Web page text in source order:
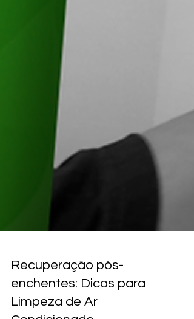
Recuperação pós-
enchentes: Dicas para